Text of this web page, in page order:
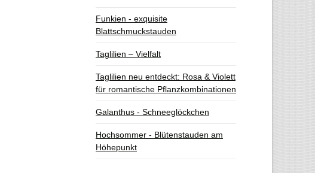
Funkien - exquisite
Blattschmuckstauden
Taglilien – Vielfalt
Taglilien neu entdeckt: Rosa & Violett
für romantische Pflanzkombinationen
Galanthus - Schneeglöckchen
Hochsommer - Blütenstauden am
Höhepunkt